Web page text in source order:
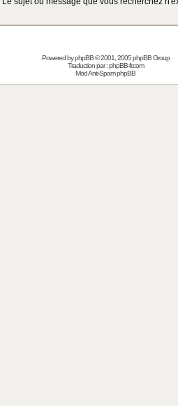
Powered byphpBB© 2001, 2005 phpBB Group
Traduction par :phpBB-fr.com
Mod Anti-Spam phpBB